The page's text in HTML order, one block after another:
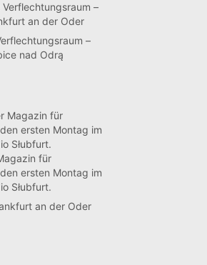
–
an der Oder
–
nad Odrą
für
ersten Montag im
Słubfurt.
an der Oder